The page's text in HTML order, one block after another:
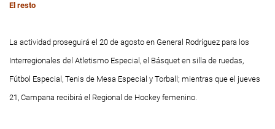
El resto
La actividad proseguirá el 20 de agosto en General Rodríguez para los
Interregionales del Atletismo Especial, el Básquet en silla de ruedas,
Fútbol Especial, Tenis de Mesa Especial y Torball; mientras que el jueves
21, Campana recibirá el Regional de Hockey femenino.